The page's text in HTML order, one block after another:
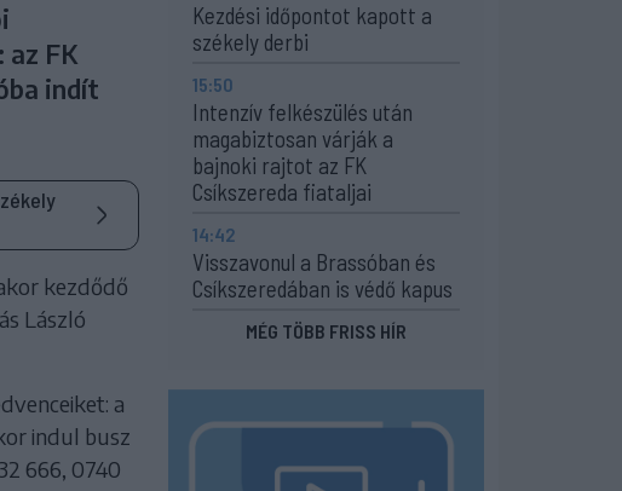
FK
indít
kezdődő
László
a
indul busz
666, 0740
Kezdési időpontot kapott a
székely derbi
15:50
Intenzív felkészülés után
magabiztosan várják a
bajnoki rajtot az FK
Csíkszereda fiataljai
14:42
Visszavonul a Brassóban és
Csíkszeredában is védő kapus
MÉG TÖBB FRISS HÍR